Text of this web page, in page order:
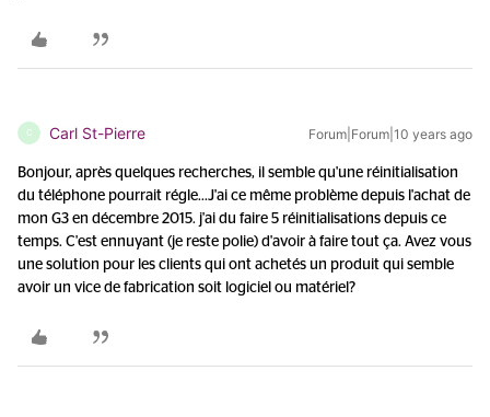
C Carl St-Pierre Forum|Forum|10 years ago
Bonjour, après quelques recherches, il semble qu'une réinitialisation
du téléphone pourrait régle...J'ai ce même problème depuis l'achat de
mon G3 en décembre 2015. j'ai du faire 5 réinitialisations depuis ce
temps. C'est ennuyant (je reste polie) d'avoir à faire tout ça. Avez vous
une solution pour les clients qui ont achetés un produit qui semble
avoir un vice de fabrication soit logiciel ou matériel?